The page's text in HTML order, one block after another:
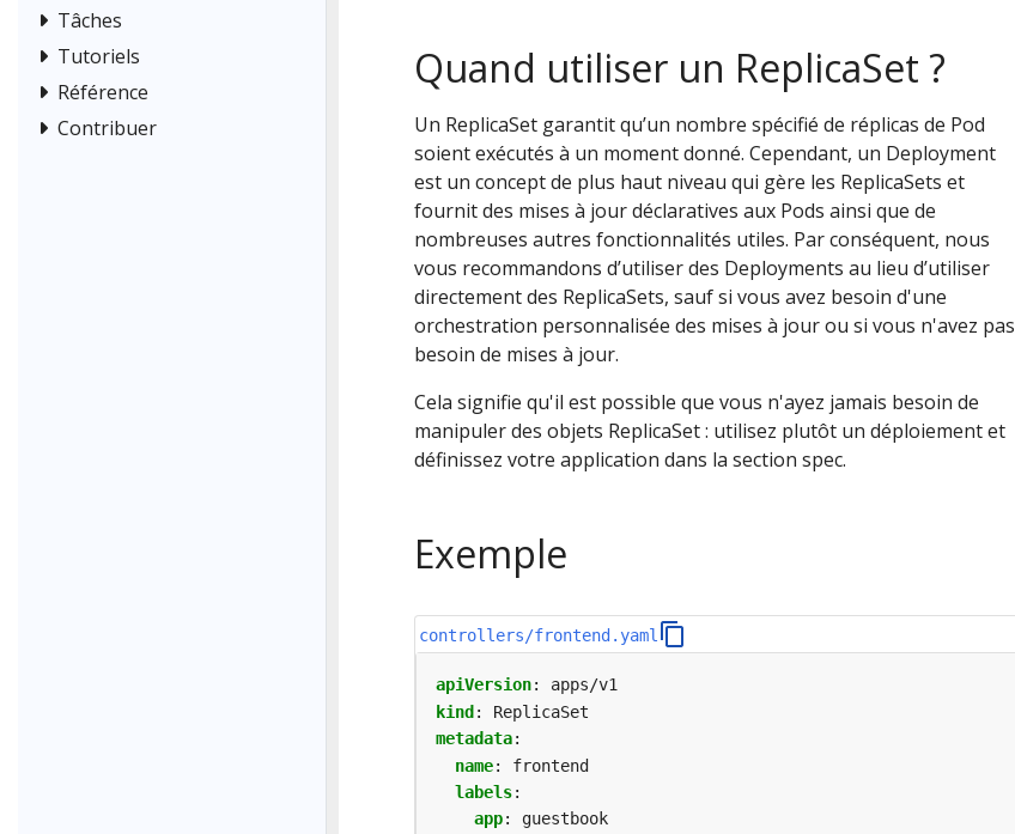
Tâches
Tutoriels
Référence
Contribuer
Quand utiliser un ReplicaSet ?
Un ReplicaSet garantit qu’un nombre spécifié de réplicas de Pod
soient exécutés à un moment donné. Cependant, un Deployment
est un concept de plus haut niveau qui gère les ReplicaSets et
fournit des mises à jour déclaratives aux Pods ainsi que de
nombreuses autres fonctionnalités utiles. Par conséquent, nous
vous recommandons d’utiliser des Deployments au lieu d’utiliser
directement des ReplicaSets, sauf si vous avez besoin d'une
orchestration personnalisée des mises à jour ou si vous n'avez pas
besoin de mises à jour.
Cela signifie qu'il est possible que vous n'ayez jamais besoin de
manipuler des objets ReplicaSet : utilisez plutôt un déploiement et
définissez votre application dans la section spec.
Exemple
controllers/frontend.yaml
apiVersion:
apps/v1
kind :
ReplicaSet
metadata:
name:
frontend
labels:
app:
guestbook